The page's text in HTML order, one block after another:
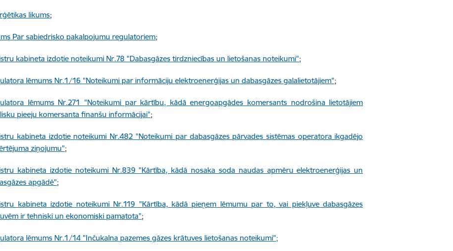
likums;
Par sabiedrisko pakalpojumu regulatoriem;
kabineta izdotie noteikumi Nr.78 "Dabasgāzes tirdzniecības un lietošanas noteikumi";
lēmums Nr.1/16 "Noteikumi par informāciju elektroenerģijas un dabasgāzes galalietotājiem";
lēmums Nr.271 "Noteikumi par kārtību, kādā energoapgādes komersants nodrošina lietotājiem
pieeju komersanta finanšu informācijai";
kabineta izdotie noteikumi Nr.482 "Noteikumi par dabasgāzes pārvades sistēmas operatora ikgadējo
ziņojumu";
kabineta izdotie noteikumi Nr.839 "Kārtība, kādā nosaka soda naudas apmēru elektroenerģijas un
apgādē";
kabineta izdotie noteikumi Nr.119 "Kārtība, kādā pieņem lēmumu par to, vai piekļuve dabasgāzes
ir tehniski un ekonomiski pamatota";
lēmums Nr.1/14 "Inčukalna pazemes gāzes krātuves lietošanas noteikumi";